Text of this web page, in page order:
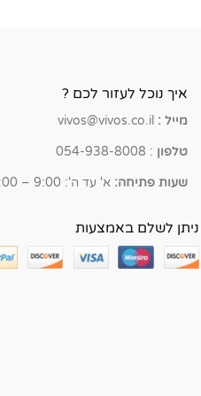
איך נוכל לעזור לכם ?
מייל :
טלפון : 054-938-8008
שעות פתיחה:א' עד ה': 9:00 – 17:00
ניתן לשלם באמצעות